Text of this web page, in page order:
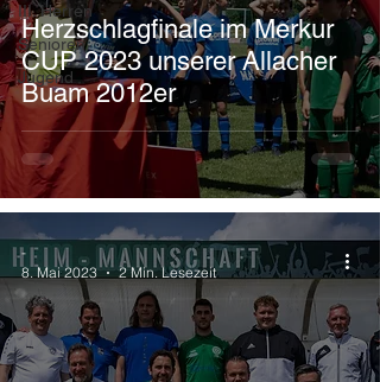
III. Herren
Senioren
Jugend
Herzschlagfinale im Merkur
CUP 2023 unserer Allacher
Buam 2012er
-
8. Mai 2023
2 Min. Lesezeit